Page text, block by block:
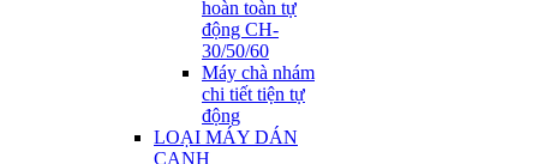
hoàn toàn tự
động CH-
30/50/60
Máy chà nhám
chi tiết tiện tự
động
LOẠI MÁY DÁN
CẠNH